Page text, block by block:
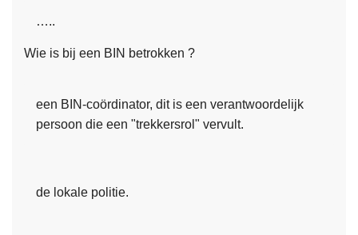
…..
Wie is bij een BIN betrokken ?
een BIN-coördinator, dit is een verantwoordelijk
persoon die een "trekkersrol" vervult.
de lokale politie.